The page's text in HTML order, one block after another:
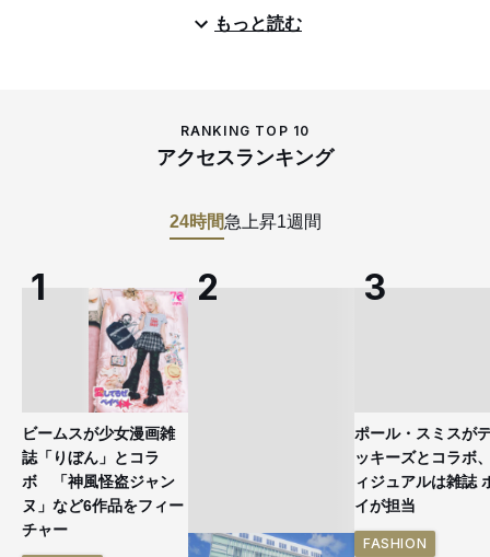
もっと読む
RANKING TOP 10
アクセスランキング
24時間急上昇1週間
ビームスが少女漫画雑
誌「りぼん」とコラ
ボ 「神風怪盗ジャン
ヌ」など6作品をフィー
チャー
ポール・スミスが
ッキーズとコラボ
ィジュアルは雑誌
イが担当
FASHION